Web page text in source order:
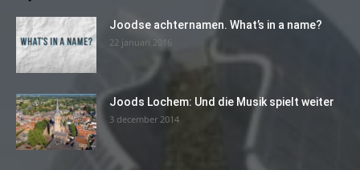
Joodse achternamen. What’s in a name?
22 januari 2016
Joods Lochem: Und die Musik spielt weiter
3 december 2014